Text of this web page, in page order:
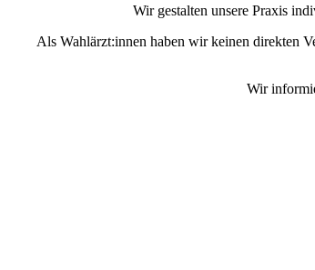
Wir gestalten unsere Praxis
Als Wahlärzt:innen haben wir keinen direkten
Wir